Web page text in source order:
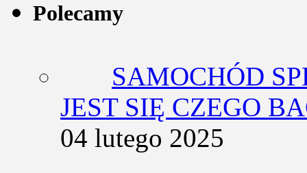
Polecamy
SAMOCHÓD
JEST SIĘ CZEGO
04 lutego 2025